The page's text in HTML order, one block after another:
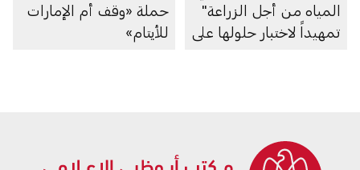
المياه من أجل الزراعة"
تمهيداً لاختبار حلولها على
حملة «وقف أم الإمارات
للأيتام»